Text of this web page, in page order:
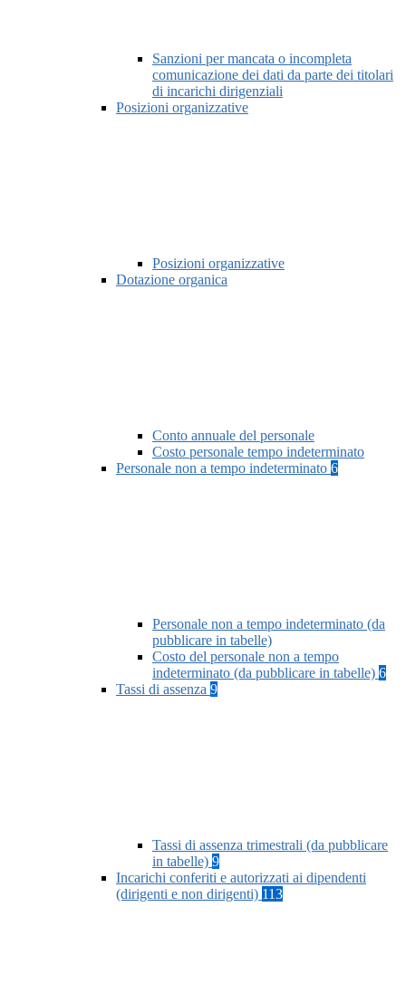
Sanzioni per mancata o incompleta
comunicazione dei dati da parte dei titolari
di incarichi dirigenziali
Posizioni organizzative
Posizioni organizzative
Dotazione organica
Conto annuale del personale
Costo personale tempo indeterminato
Personale non a tempo indeterminato 6
Personale non a tempo indeterminato (da
pubblicare in tabelle)
Costo del personale non a tempo
indeterminato (da pubblicare in tabelle) 6
Tassi di assenza 9
Tassi di assenza trimestrali (da pubblicare
in tabelle) 9
Incarichi conferiti e autorizzati ai dipendenti
(dirigenti e non dirigenti) 113